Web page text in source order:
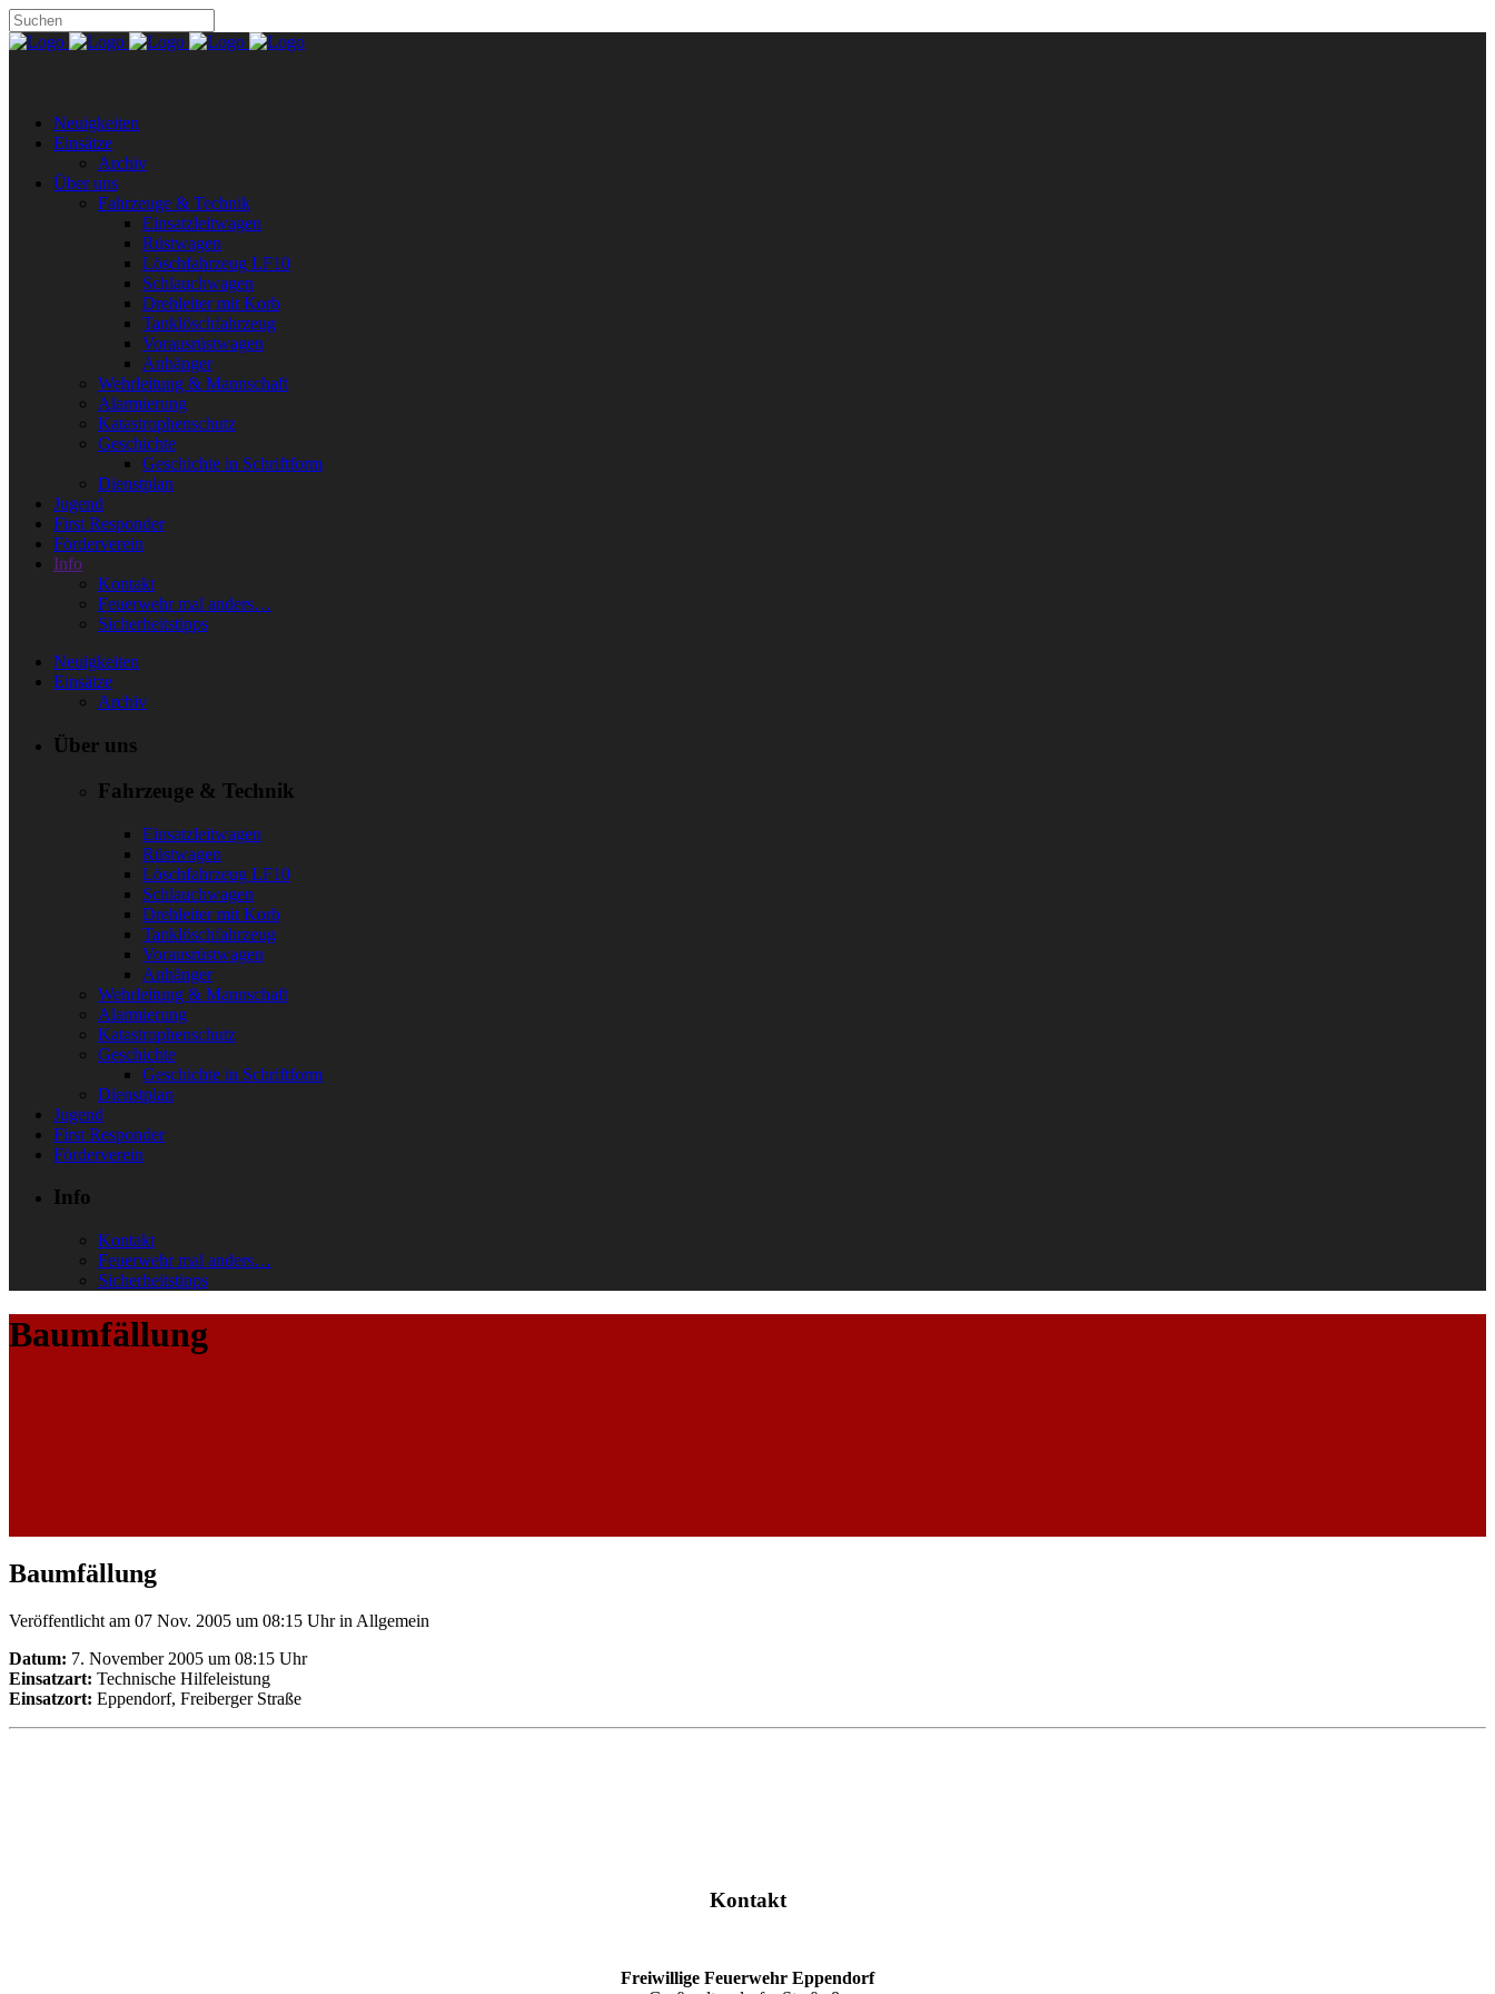
Neuigkeiten
Einsätze
Archiv
Über uns
Fahrzeuge & Technik
Einsatzleitwagen
Rüstwagen
Löschfahrzeug LF10
Schlauchwagen
Drehleiter mit Korb
Tanklöschfahrzeug
Vorausrüstwagen
Anhänger
Wehrleitung & Mannschaft
Alarmierung
Katastrophenschutz
Geschichte
Geschichte in Schriftform
Dienstplan
Jugend
First Responder
Förderverein
Info
Kontakt
Feuerwehr mal anders…
Sicherheitstipps
Neuigkeiten
Einsätze
Archiv
Über uns
Fahrzeuge & Technik
Einsatzleitwagen
Rüstwagen
Löschfahrzeug LF10
Schlauchwagen
Drehleiter mit Korb
Tanklöschfahrzeug
Vorausrüstwagen
Anhänger
Wehrleitung & Mannschaft
Alarmierung
Katastrophenschutz
Geschichte
Geschichte in Schriftform
Dienstplan
Jugend
First Responder
Förderverein
Info
Kontakt
Feuerwehr mal anders…
Sicherheitstipps
Baumfällung
Baumfällung
Veröffentlicht am 07 Nov. 2005 um 08:15 Uhrin Allgemein
Datum: 7. November 2005 um 08:15 Uhr
Einsatzart: Technische Hilfeleistung
Einsatzort: Eppendorf, Freiberger Straße
Kontakt
Freiwillige Feuerwehr Eppendorf